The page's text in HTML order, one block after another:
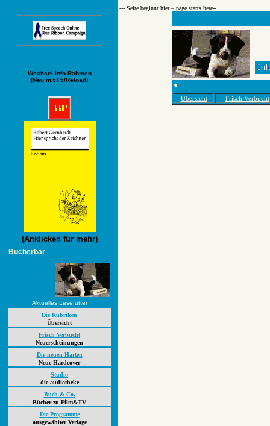
Wechsel-Info-Rahmen
(Neu mit F5/Reload)
(Anklicken für mehr)
Bücherbar
Aktuelles Lesefutter
Die Rubriken
Übersicht
Frisch Verbucht
Neuerscheinungen
Die neuen Harten
Neue Hardcover
Studio
die audiotheke
Buch & Co.
Bücher zu Film&TV
Die Programme
ausgewählter Verlage
--- Seite beginnt hier – page starts here­--
Übersicht Frisch Verbucht